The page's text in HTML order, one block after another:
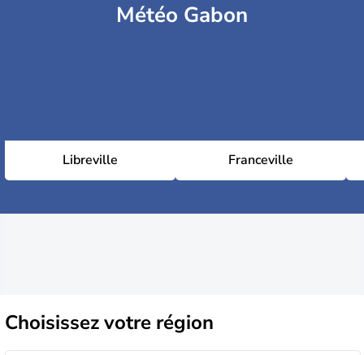
Météo Gabon
Libreville Franceville
Choisissezvotre région